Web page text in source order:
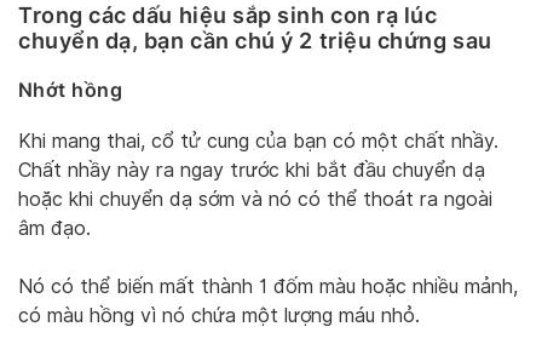
Trong các dấu hiệu sắp sinh con rạ lúc
chuyển dạ, bạn cần chú ý 2 triệu chứng sau
Nhớt hồng
Khi mang thai, cổ tử cung của bạn có một chất nhầy.
Chất nhầy này ra ngay trước khi bắt đầu chuyển dạ
hoặc khi chuyển dạ sớm và nó có thể thoát ra ngoài
âm đạo.
Nó có thể biến mất thành 1 đốm màu hoặc nhiều mảnh,
có màu hồng vì nó chứa một lượng máu nhỏ.